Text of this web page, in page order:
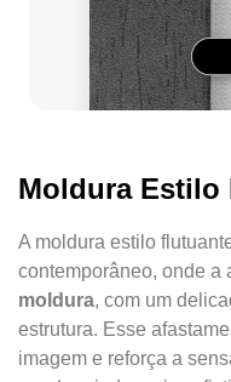
Moldura Estilo
A moldura estilo
contemporâneo, onde a
moldura, com um
estrutura. Esse
imagem e reforça a